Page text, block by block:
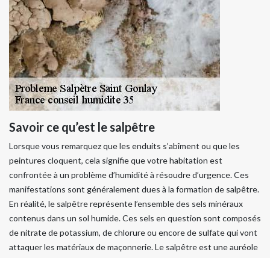
Savoir ce qu’est le salpêtre
Lorsque vous remarquez que les enduits s’abîment ou que les
peintures cloquent, cela signifie que votre habitation est
confrontée à un problème d’humidité à résoudre d’urgence. Ces
manifestations sont généralement dues à la formation de salpêtre.
En réalité, le salpêtre représente l’ensemble des sels minéraux
contenus dans un sol humide. Ces sels en question sont composés
de nitrate de potassium, de chlorure ou encore de sulfate qui vont
attaquer les matériaux de maçonnerie. Le salpêtre est une auréole